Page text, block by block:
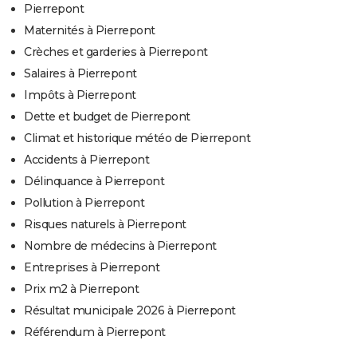
Pierrepont
Maternités à Pierrepont
Crèches et garderies à Pierrepont
Salaires à Pierrepont
Impôts à Pierrepont
Dette et budget de Pierrepont
Climat et historique météo de Pierrepont
Accidents à Pierrepont
Délinquance à Pierrepont
Pollution à Pierrepont
Risques naturels à Pierrepont
Nombre de médecins à Pierrepont
Entreprises à Pierrepont
Prix m2 à Pierrepont
Résultat municipale 2026 à Pierrepont
Référendum à Pierrepont